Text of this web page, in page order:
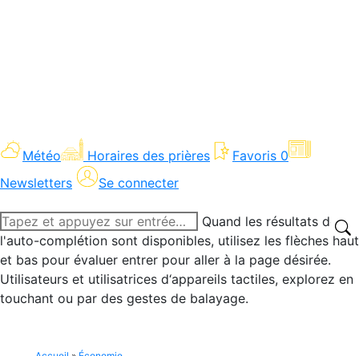
Météo Horaires des prières Favoris 0
Newsletters
Se connecter
Recherche
:
Quand les résultats de
l'auto-complétion sont disponibles, utilisez les flèches haut
et bas pour évaluer entrer pour aller à la page désirée.
Utilisateurs et utilisatrices d‘appareils tactiles, explorez en
touchant ou par des gestes de balayage.